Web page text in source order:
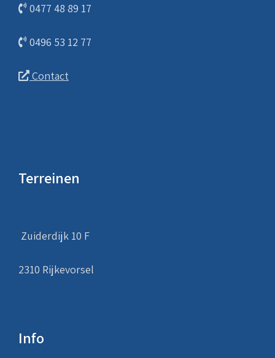
0477 48 89 17
0496 53 12 77
Contact
Terreinen
Zuiderdijk 10 F
2310 Rijkevorsel
Info